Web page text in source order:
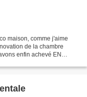
maison, comme j'aime
de la chambre
enfin achevé EN